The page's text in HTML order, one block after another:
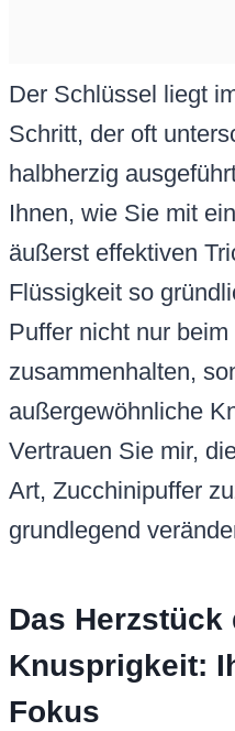
Der Schlüssel liegt
Schritt, der oft
halbherzig
Ihnen, wie Sie mit
äußerst effektiven
Flüssigkeit so
Puffer nicht nur beim
zusammenhalten,
außergewöhnliche
Vertrauen Sie mir,
Art, Zucchinipuffer
grundlegend
Das Herzstück
Knusprigkeit:
Fokus